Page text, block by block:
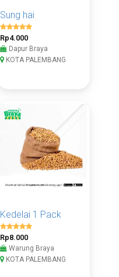
Sung hai
Rp4.000
Dapur Braya
KOTA PALEMBANG
Kedelai 1 Pack
Rp8.000
Warung Braya
KOTA PALEMBANG